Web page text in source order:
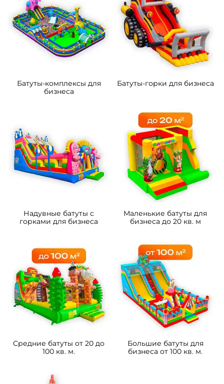
Батуты-комплексы для
бизнеса
Батуты-горки для бизнеса
Надувные батуты с
горками для бизнеса
Маленькие батуты для
бизнеса до 20 кв. м
Средние батуты от 20 до
100 кв. м.
Большие батуты для
бизнеса от 100 кв. м.